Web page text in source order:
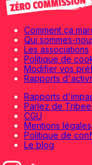
Comment ça
Qui sommes-
Les associations
Politique de
Modifier vos
Rapports
Rapports
Parlez de
CGU
Mentions légales
Politique de
Le blog